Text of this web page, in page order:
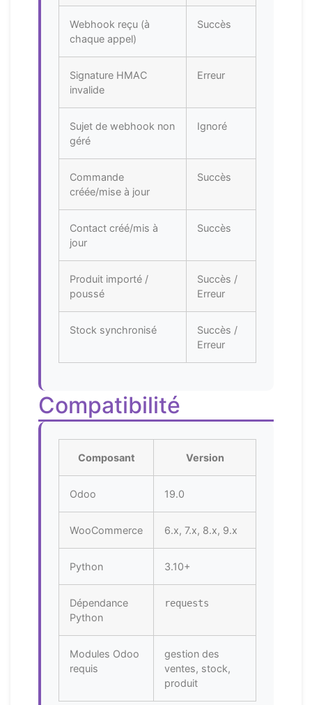
Webhook reçu (à
chaque appel)
Succès
Signature HMAC
invalide
Erreur
Sujet de webhook non
géré
Ignoré
Commande
créée/mise à jour
Succès
Contact créé/mis à
jour
Succès
Produit importé /
poussé
Succès /
Erreur
Stock synchronisé
Succès /
Erreur
Compatibilité
Composant Version
Odoo 19.0
WooCommerce 6.x, 7.x, 8.x, 9.x
Python 3.10+
Dépendance
Python
requests
Modules Odoo
requis
gestion des
ventes, stock,
produit